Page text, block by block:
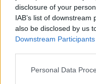
disclosure of your
IAB’s list of
also be disclosed by us
Downstream Participants
Personal Data
Vaizdai iš tragiškos
vaiko gyvybių